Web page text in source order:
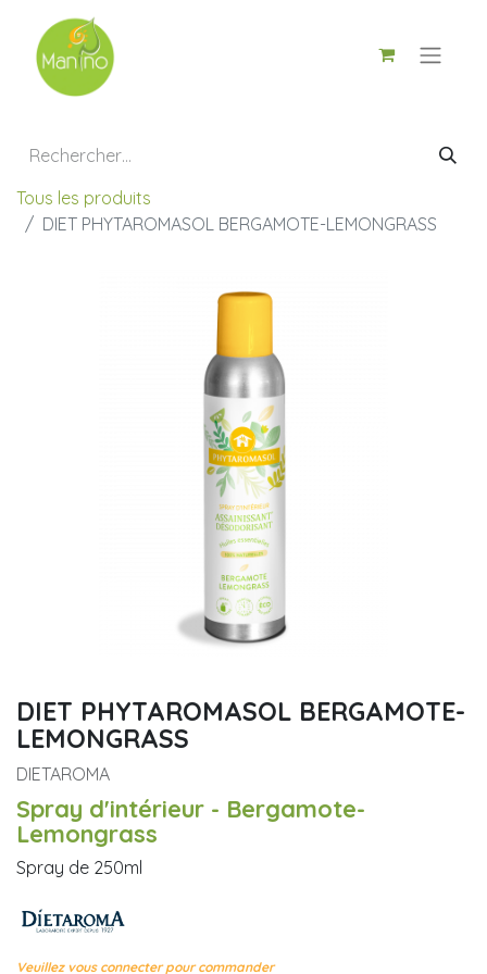
Tous les produits
DIET PHYTAROMASOL BERGAMOTE-LEMONGRASS
DIET PHYTAROMASOL BERGAMOTE-
LEMONGRASS
DIETAROMA
Spray d'intérieur - Bergamote-
Lemongrass
Spray de 250ml
Veuillez vous connecter pour commander